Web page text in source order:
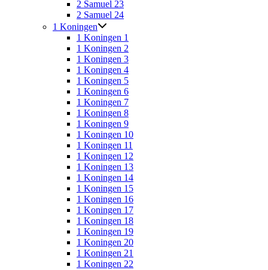
2 Samuel 23
2 Samuel 24
1 Koningen
1 Koningen 1
1 Koningen 2
1 Koningen 3
1 Koningen 4
1 Koningen 5
1 Koningen 6
1 Koningen 7
1 Koningen 8
1 Koningen 9
1 Koningen 10
1 Koningen 11
1 Koningen 12
1 Koningen 13
1 Koningen 14
1 Koningen 15
1 Koningen 16
1 Koningen 17
1 Koningen 18
1 Koningen 19
1 Koningen 20
1 Koningen 21
1 Koningen 22